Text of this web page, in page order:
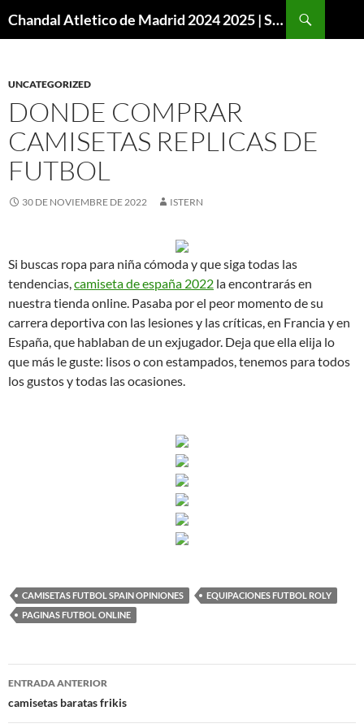
Chandal Atletico de Madrid 2024 2025 | SuperVigo
UNCATEGORIZED
DONDE COMPRAR
CAMISETAS REPLICAS DE
FUTBOL
30 DE NOVIEMBRE DE 2022 ISTERN
Si buscas ropa para niña cómoda y que siga todas las
tendencias,camiseta de españa 2022 la encontrarás en
nuestra tienda online. Pasaba por el peor momento de su
carrera deportiva con las lesiones y las críticas, en Francia y en
España, que hablaban de un exjugador. Deja que ella elija lo
que más le guste: lisos o con estampados, tenemos para todos
los gustos y todas las ocasiones.
CAMISETAS FUTBOL SPAIN OPINIONES
EQUIPACIONES FUTBOL ROLY
PAGINAS FUTBOL ONLINE
Navegación
de
ENTRADA ANTERIOR
camisetas baratas frikis